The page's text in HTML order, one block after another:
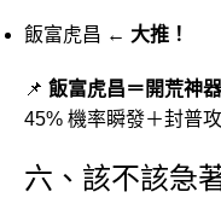
飯富虎昌 ← 大推！
📌 飯富虎昌＝開荒神器
45% 機率瞬發＋封普
六、該不該急